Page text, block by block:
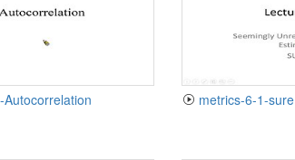
Autocorrelation metrics-6-1-sure